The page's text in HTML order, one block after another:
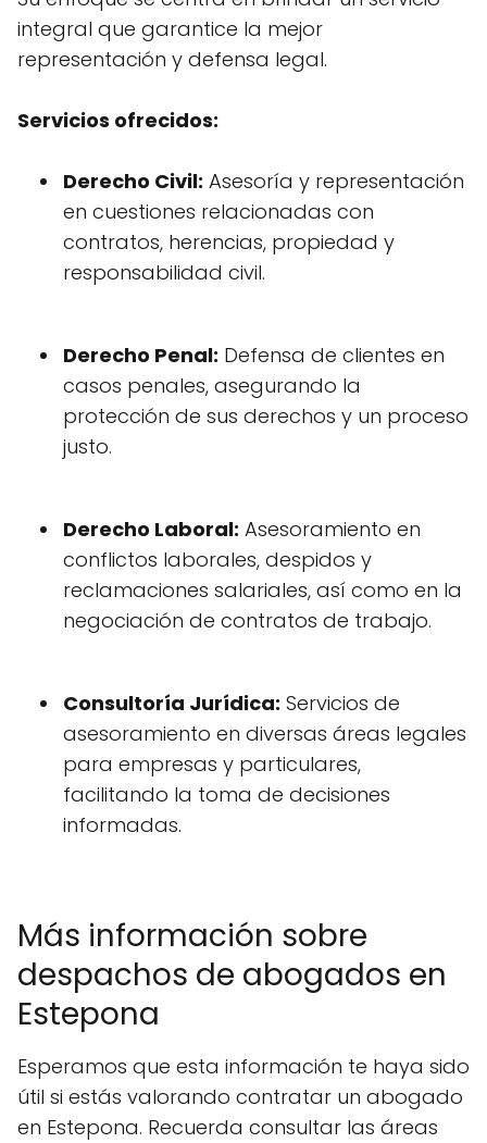
integral que garantice la mejor
representación y defensa legal.
Servicios ofrecidos:
Derecho Civil: Asesoría y representación
en cuestiones relacionadas con
contratos, herencias, propiedad y
responsabilidad civil.
Derecho Penal: Defensa de clientes en
casos penales, asegurando la
protección de sus derechos y un proceso
justo.
Derecho Laboral: Asesoramiento en
conflictos laborales, despidos y
reclamaciones salariales, así como en la
negociación de contratos de trabajo.
Consultoría Jurídica: Servicios de
asesoramiento en diversas áreas legales
para empresas y particulares,
facilitando la toma de decisiones
informadas.
Más información sobre
despachos de abogados en
Estepona
Esperamos que esta información te haya sido
útil si estás valorando contratar un abogado
en Estepona. Recuerda consultar las áreas